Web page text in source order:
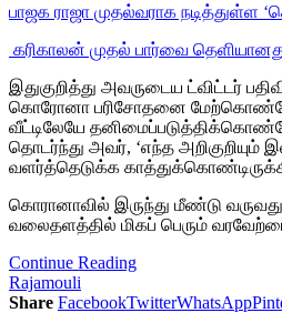
பாஜக ராஜா முதல்வராக நடித்துள்ள
கரிகாலன் முதல் பார்வை
இதுகுறித்து அவருடைய ட்விட்டர்
கொரோனா பரிசோதனை
வீட்டிலேயே
தொடர்ந்து அவர், ‘எந்த
வளர்த்தெடுக்க
கொரானாவில் இருந்து மீண்டு
வலைதளத்தில் மிகப் பெரும் வரவேற்பை
Continue Reading
Rajamouli
Share FacebookTwitterWhatsApp